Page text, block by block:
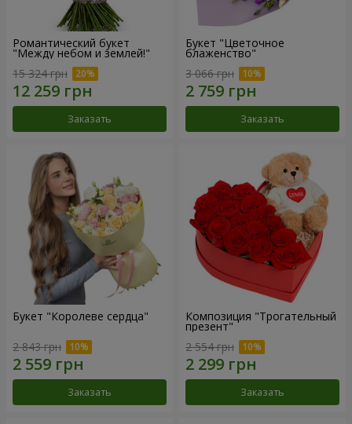
Романтический букет
"Между небом и землей!"
15 324 грн
Заказать
Букет "Цветочное
блаженство"
3 066 грн
Заказать
Букет "Королеве сердца"
2 843 грн
Заказать
Композиция "Трогательный
презент"
2 554 грн
Заказать